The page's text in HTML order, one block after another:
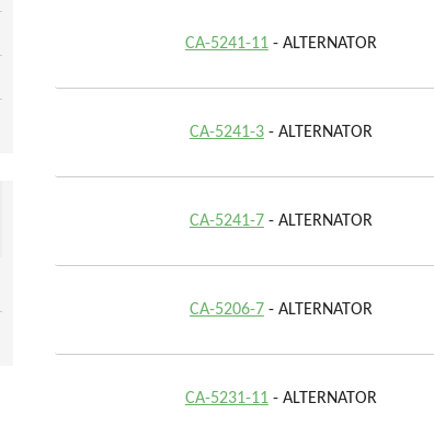
CA-5241-11- ALTERNATOR
CA-5241-3- ALTERNATOR
CA-5241-7- ALTERNATOR
CA-5206-7- ALTERNATOR
CA-5231-11- ALTERNATOR